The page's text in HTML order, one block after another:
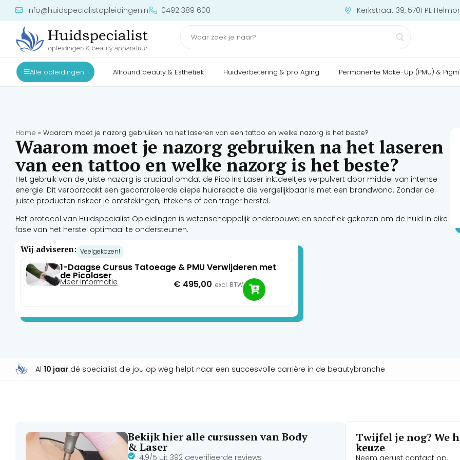
info@huidspecialistopleidingen.nl 0492 389 600 Kerkstraat 39, 5701 PL
Alle opleidingen Allround beauty & Esthetiek Huidverbetering & pro Aging Permanente Make-Up (PMU) &
Home » Waarom moet je nazorg gebruiken na het laseren van een tattoo en welke nazorg is het beste?
Waarom moet je nazorg gebruiken na het laseren
van een tattoo en welke nazorg is het beste?
Het gebruik van de juiste nazorg is cruciaal omdat de Pico Iris Laser inktdeeltjes verpulvert door middel van intense
energie. Dit veroorzaakt een gecontroleerde diepe huidreactie die vergelijkbaar is met een brandwond. Zonder de
juiste producten riskeer je ontstekingen, littekens of een trager herstel.
Het protocol van Huidspecialist Opleidingen is wetenschappelijk onderbouwd en specifiek gekozen om de huid in elke
fase van het herstel optimaal te ondersteunen.
Wij adviseren: Veelgekozen!
1-Daagse Cursus Tatoeage & PMU Verwijderen met
de Picolaser
Meer informatie € 495,00 excl. BTW
Al 10 jaardé specialist die jou op weg helpt naar een succesvolle carrière in de beautybranche
Bekijk hier alle cursussen van Body
& Laser
4,9/5 uit 392 geverifieerde reviews
Twijfel je nog? We
keuze
Neem gerust contact op.